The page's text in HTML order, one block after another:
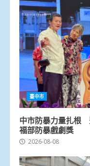
臺中市
中市防暴力量扎根
福部防暴戲劇獎
2026-08-08